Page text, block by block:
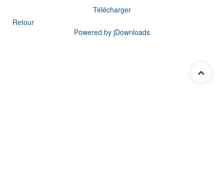
Télécharger
Retour
Powered by jDownloads